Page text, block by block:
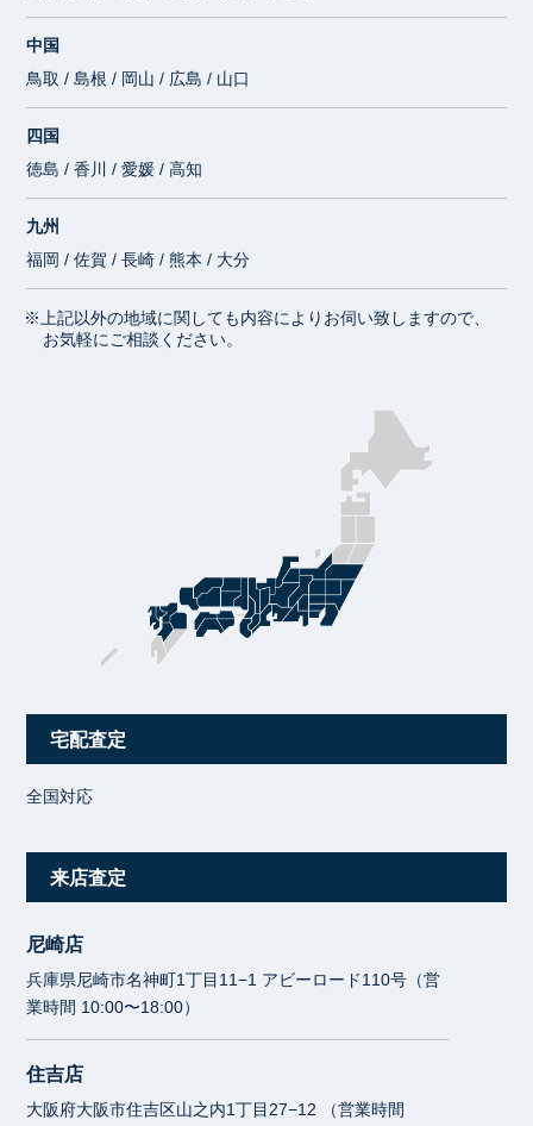
中国
鳥取 / 島根 / 岡山 / 広島 / 山口
四国
徳島 / 香川 / 愛媛 / 高知
九州
福岡 / 佐賀 / 長崎 / 熊本 / 大分
※上記以外の地域に関しても内容によりお伺い致しますので、
お気軽にご相談ください。
宅配査定
全国対応
来店査定
尼崎店
兵庫県尼崎市名神町1丁目11−1 アビーロード110号（営
業時間 10:00〜18:00）
住吉店
大阪府大阪市住吉区山之内1丁目27−12 （営業時間